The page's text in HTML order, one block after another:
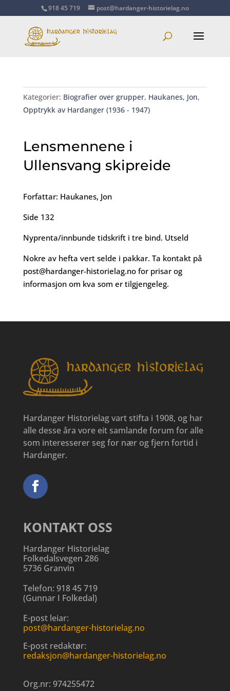
918 45 719 post@hardanger-historielag.no
Kategorier: Biografier over grupper, Haukanes, Jon,
Opptrykk av Hardanger (1936 - 1947)
Lensmennene i
Ullensvang skipreide
Forfattar: Haukanes, Jon
Side 132
Nyprenta/innbunde tidskrift i tre bind. Utseld
Nokre av hefta vert selde i pakkar. Ta kontakt på
post@hardanger-historielag.nofor prisar og
informasjon om kva som er tilgjengeleg.
Hardanger Historielag vart stifta i 1908, og har
alle desse åra vore eit samlande forum for alle
som interesserer seg for nær og fjern fortid i
Hardanger.
KONTAKT OSS
Hardanger Historielag
Folkedalsvegen 286
5736 Granvin
Telefon: 918 45 719
(Gunnar I Folkedal)
E-post leiar:
post@hardanger-historielag.no
E-post redaktør:
redaksjon@hardanger-historielag.no
Org.nr: 974255472